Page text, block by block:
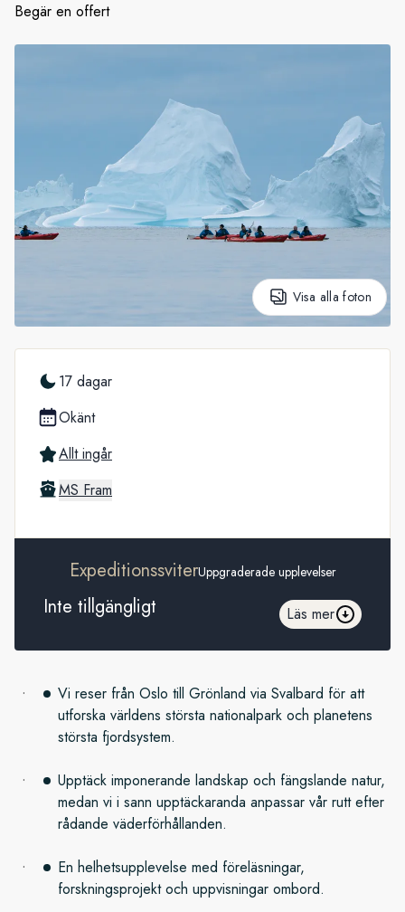
Begär en offert
Visa alla foton
Vi reser från Oslo till Grönland via Svalbard för att
utforska världens största nationalpark och planetens
största fjordsystem.
Upptäck imponerande landskap och fängslande natur,
medan vi i sann upptäckaranda anpassar vår rutt efter
rådande väderförhållanden.
En helhetsupplevelse med föreläsningar,
forskningsprojekt och uppvisningar ombord.
17 dagar
Okänt
Allt ingår
MS Fram
ExpeditionssviterUppgraderade upplevelser
Inte tillgängligt Läs mer